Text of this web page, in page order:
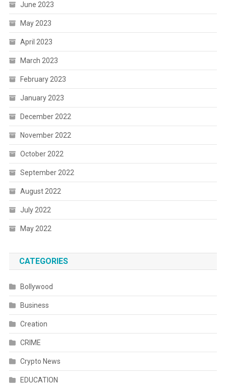
June 2023
May 2023
April 2023
March 2023
February 2023
January 2023
December 2022
November 2022
October 2022
September 2022
August 2022
July 2022
May 2022
CATEGORIES
Bollywood
Business
Creation
CRIME
Crypto News
EDUCATION